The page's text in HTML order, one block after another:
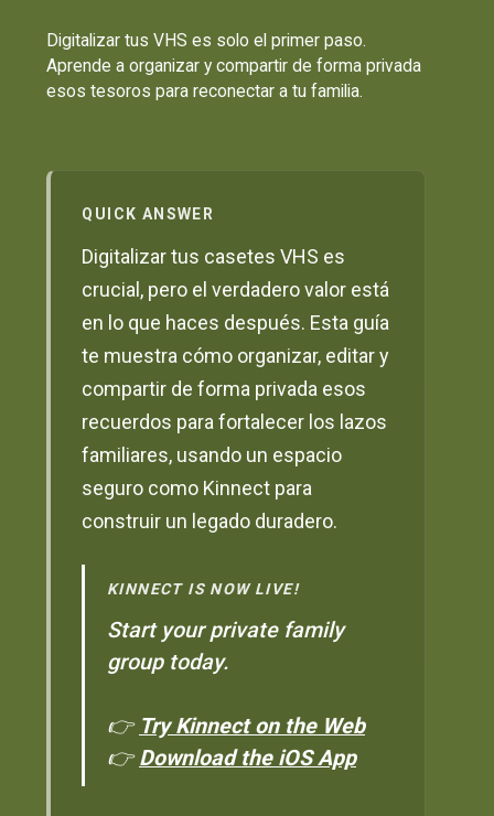
Digitalizar tus VHS es solo el primer paso.
Aprende a organizar y compartir de forma privada
esos tesoros para reconectar a tu familia.
QUICK ANSWER
Digitalizar tus casetes VHS es
crucial, pero el verdadero valor está
en lo que haces después. Esta guía
te muestra cómo organizar, editar y
compartir de forma privada esos
recuerdos para fortalecer los lazos
familiares, usando un espacio
seguro como Kinnect para
construir un legado duradero.
KINNECT IS NOW LIVE!
Start your private family
group today.
👉 Try Kinnect on the Web
👉Download the iOS App